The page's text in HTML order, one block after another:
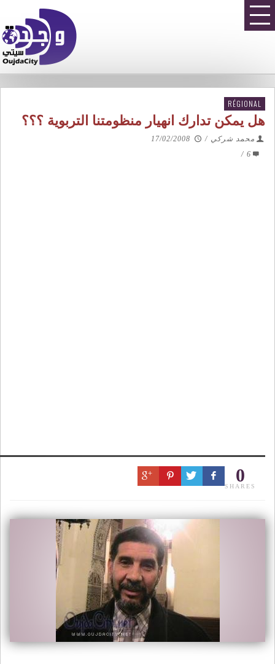
RÉGIONAL
هل يمكن تدارك انهيار منظومتنا التربوية ؟؟؟
محمد شركي /
17/02/2008
6
/
0
SHARES